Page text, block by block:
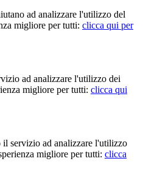
ad analizzare l'utilizzo del
migliore per tutti: clicca qui per
ad analizzare l'utilizzo dei
migliore per tutti: clicca qui
servizio ad analizzare l'utilizzo
migliore per tutti: clicca